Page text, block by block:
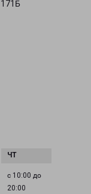
с 10:00 до
20:00